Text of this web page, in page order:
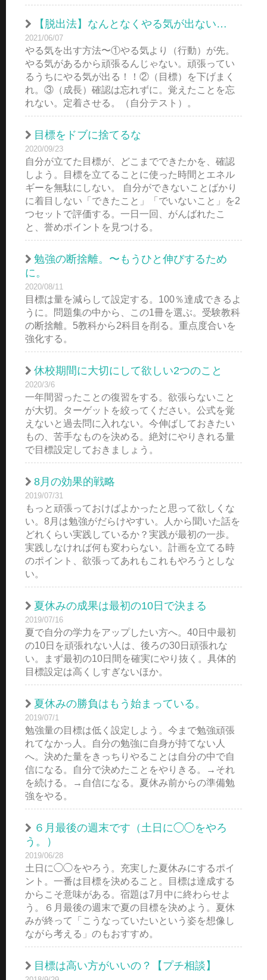
【脱出法】なんとなくやる気が出ない…
2021/06/07
やる気を出す方法〜①やる気より（行動）が先。
やる気があるから頑張るんじゃない。頑張ってい
るうちにやる気が出る！！②（目標）を下げまく
れ。③（成長）確認は忘れずに。覚えたことを忘
れない。定着させる。（自分テスト）。
目標をドブに捨てるな
2020/09/23
自分が立てた目標が、どこまでできたかを、確認
しよう。目標を立てることに使った時間とエネル
ギーを無駄にしない。 自分ができないことばかり
に着目しない「できたこと」「でいないこと」を2
つセットで評価する。一日一回、がんばれたこ
と、誉めポイントを見つける。
勉強の断捨離。〜もうひと伸びするため
に。
2020/08/11
目標は量を減らして設定する。100％達成できるよ
うに。問題集の中から、この1冊を選ぶ。受験教科
の断捨離。5教科から2科目を削る。重点度合いを
強化する。
休校期間に大切にして欲しい2つのこと
2020/3/6
一年間習ったことの復習をする。欲張らないこと
が大切。ターゲットを絞ってください。公式を覚
えないと過去問に入れない。今伸ばしておきたい
もの、苦手なものを決める。絶対にやりきれる量
で目標設定しておきましょう。
8月の効果的戦略
2019/07/31
もっと頑張っておけばよかったと思って欲しくな
い。8月は勉強がだらけやすい。人から聞いた話を
どれくらい実践しているか？実践が最初の一歩。
実践しなければ何も変わらない。計画を立てる時
のポイント、欲張ってあれもこれもやろうとしな
い。
夏休みの成果は最初の10日で決まる
2019/07/16
夏で自分の学力をアップしたい方へ。40日中最初
の10日を頑張れない人は、後ろの30日頑張れな
い。まず最初の10日間を確実にやり抜く。具体的
目標設定は高くしすぎないほか。
夏休みの勝負はもう始まっている。
2019/07/1
勉強量の目標は低く設定しよう。今まで勉強頑張
れてなかっ人。自分の勉強に自身が持てない人
へ。決めた量をきっちりやることは自分の中で自
信になる。自分で決めたことをやりきる。→それ
を続ける。→自信になる。夏休み前からの準備勉
強をやる。
６月最後の週末です（土日に◯◯をやろ
う。）
2019/06/28
土日に◯◯をやろう。充実した夏休みにするポイ
ント。一番は目標を決めること。目標は達成する
からこそ意味がある。宿題は7月中に終わらせよ
う。６月最後の週末で夏の目標を決めよう。夏休
みが終って「こうなっていたいという姿を想像し
ながら考える」のもおすすめ。
目標は高い方がいいの？【プチ相談】